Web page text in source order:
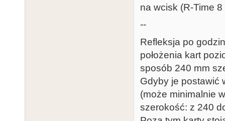
na wcisk (R-Time
--
Refleksja po
położenia kart
sposób 240 mm
Gdyby je postawić
(może minimalnie
szerokość: z 240